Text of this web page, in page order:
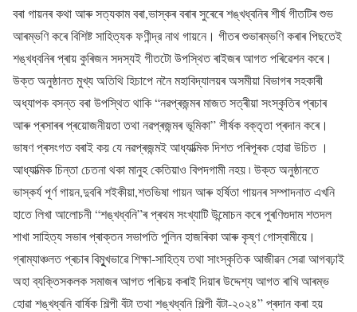
বৰা গায়নৰ কথা আৰু সত্যকাম বৰা,ভাস্কৰ বৰাৰ সুৰেৰে শঙ্খধ্বনিৰ শীৰ্ষ গীতটিৰ শুভ
আৰম্ভণি কৰে বিশিষ্ট সাহিত্যক ফণীন্দ্র নাথ গায়নে। গীতৰ শুভাৰম্ভণি কৰাৰ পিছতেই
শঙ্খধ্বনিৰ প্ৰায় কুৰিজন সদস্যই গীতটো উপস্থিত ৰাইজৰ আগত পৰিৱেশন কৰে।
উক্ত অনুষ্ঠানত মুখ্য অতিথি হিচাপে ননৈ মহাবিদ্যালয়ৰ অসমীয়া বিভাগৰ সহকাৰী
অধ্যাপক বসন্ত বৰা উপস্থিত থাকি “নৱপ্ৰজন্মৰ মাজত সত্ৰীয়া সংস্কৃতিৰ প্ৰচাৰ
আৰু প্ৰসাৰৰ প্ৰয়োজনীয়তা তথা নৱপ্ৰজন্মৰ ভূমিকা” শীৰ্ষক বক্তৃতা প্ৰদান কৰে।
ভাষণ প্ৰসংগত বৰাই কয় যে নৱপ্ৰজন্মই আধ্যাত্মিক দিশত পৰিপূৰক হোৱা উচিত ।
আধ্যাত্মিক চিন্তা চেতনা থকা মানুহ কেতিয়াও বিপদগামী নহয় ৷ উক্ত অনুষ্ঠানতে
ভাস্কর্য পূৰ্ণ গায়ন,দুবৰি শইকীয়া,শতভিষা গায়ন আৰু হৰ্ষিতা গায়নৰ সম্পাদনাত এখনি
হাতে লিখা আলোচনী “শঙ্খধ্বনি”ৰ প্ৰথম সংখ্যাটি উন্মোচন কৰে পুৰণিগুদাম শতদল
শাখা সাহিত্য সভাৰ প্ৰাক্তন সভাপতি পুলিন হাজৰিকা আৰু কৃষ্ণ গোস্বামীয়ে।
গ্ৰাম্যাঞ্চলত প্ৰচাৰ বিমূুখভাৱে শিক্ষা-সাহিত্য তথা সাংস্কৃতিক আজীৱন সেৱা আগবঢ়াই
অহা ব্যক্তিসকলক সমাজৰ আগত পৰিচয় কৰাই দিয়াৰ উদ্দেশ্য আগত ৰাখি আৰম্ভ
হোৱা শঙ্খধ্বনি বাৰ্ষিক শিল্পী বঁটা তথা শঙ্খধ্বনি শিল্পী বঁটা-২০২৪” প্ৰদান কৰা হয়